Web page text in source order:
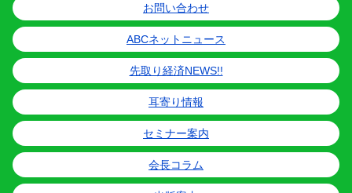
お問い合わせ
ABCネットニュース
先取り経済NEWS!!
耳寄り情報
セミナー案内
会長コラム